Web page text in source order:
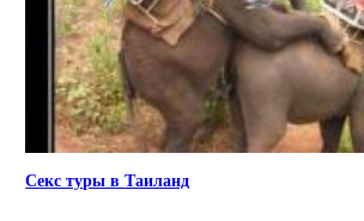
Секс туры в Таиланд